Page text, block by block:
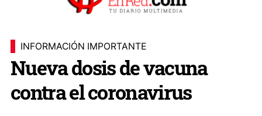
INFORMACIÓN IMPORTANTE
Nueva dosis de vacuna
contra el coronavirus